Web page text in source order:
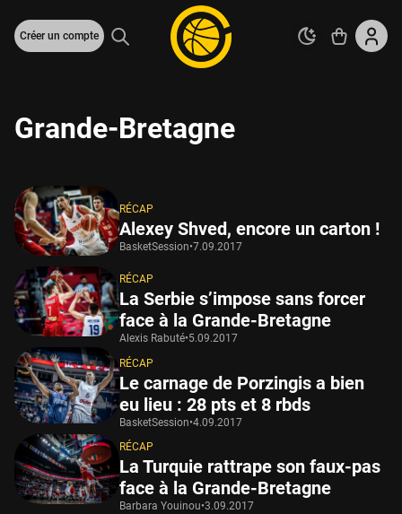
Créer un compte
Grande-Bretagne
RÉCAP
Alexey Shved, encore un carton !
BasketSession•7.09.2017
RÉCAP
La Serbie s’impose sans forcer
face à la Grande-Bretagne
Alexis Rabuté•5.09.2017
RÉCAP
Le carnage de Porzingis a bien
eu lieu : 28 pts et 8 rbds
BasketSession•4.09.2017
RÉCAP
La Turquie rattrape son faux-pas
face à la Grande-Bretagne
Barbara Youinou•3.09.2017